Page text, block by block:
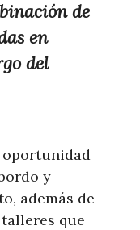
de
en
del
oportunidad
y
además de
que